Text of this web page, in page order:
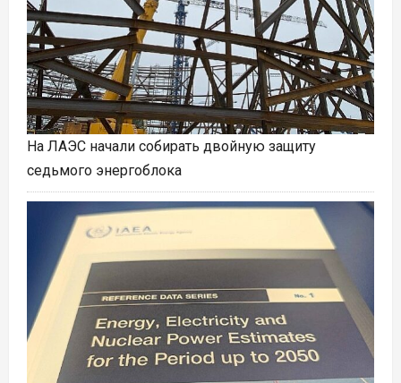
На ЛАЭС начали собирать двойную защиту
седьмого энергоблока